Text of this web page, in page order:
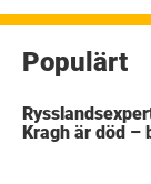
Populärt